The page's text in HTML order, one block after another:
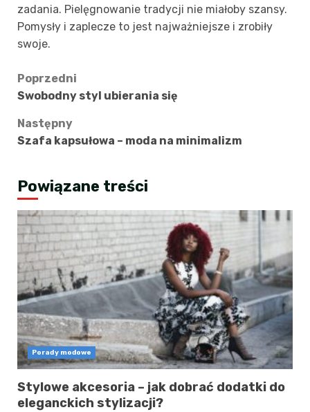
zadania. Pielęgnowanie tradycji nie miałoby szansy.
Pomysły i zaplecze to jest najważniejsze i zrobiły
swoje.
Zobacz
wpisy
Poprzedni
Swobodny styl ubierania się
Następny
Szafa kapsułowa – moda na minimalizm
Powiązane treści
Porady modowe
Stylowe akcesoria – jak dobrać dodatki do
eleganckich stylizacji?